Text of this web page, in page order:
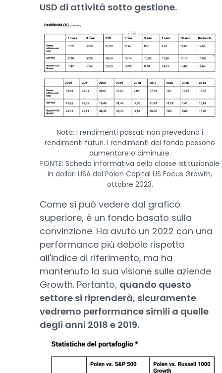
USD di attività sotto gestione.
Nota: I rendimenti passati non prevedono i
rendimenti futuri. I rendimenti del fondo possono
aumentare o diminuire.
FONTE: Scheda informativa della classe istituzionale
in dollari USA del Polen Capital US Focus Growth,
ottobre 2023.
Come si può vedere dal grafico
superiore, è un fondo basato sulla
convinzione. Ha avuto un 2022 con una
performance più debole rispetto
all'indice di riferimento, ma ha
mantenuto la sua visione sulle aziende
Growth. Pertanto, quando questo
settore si riprenderà, sicuramente
vedremo performance simili a quelle
degli anni 2018 e 2019.